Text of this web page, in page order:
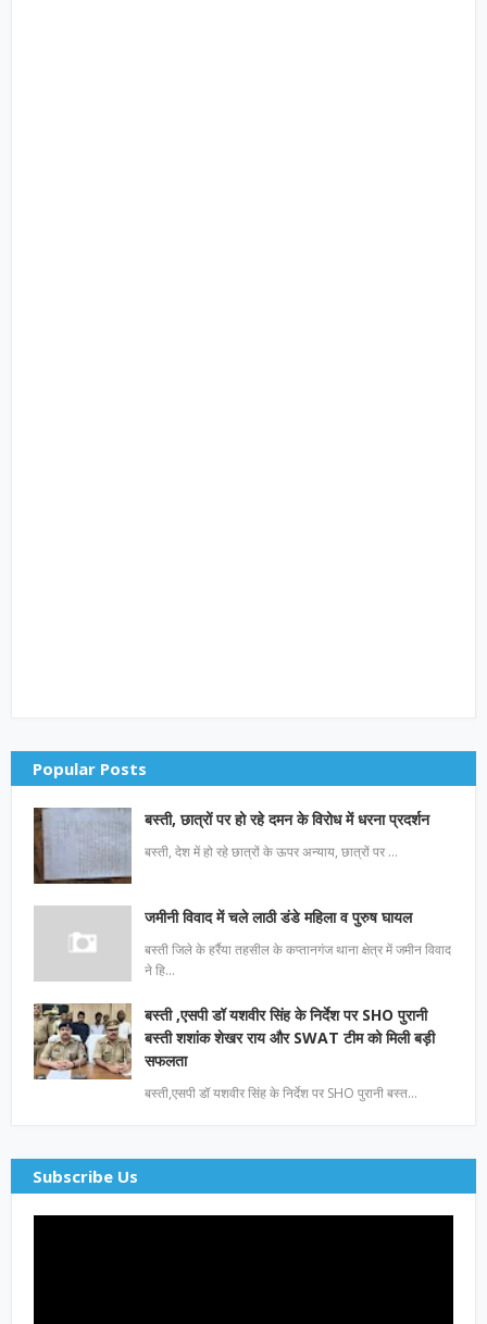
Popular Posts
बस्ती, छात्रों पर हो रहे दमन के विरोध में धरना प्रदर्शन
बस्ती, देश में हो रहे छात्रों के ऊपर अन्याय, छात्रों पर …
जमीनी विवाद में चले लाठी डंडे महिला व पुरुष घायल
बस्ती जिले के हर्रैया तहसील के कप्तानगंज थाना क्षेत्र में जमीन विवाद
ने हि…
बस्ती ,एसपी डॉ यशवीर सिंह के निर्देश पर SHO पुरानी
बस्ती शशांक शेखर राय और SWAT टीम को मिली बड़ी
सफलता
बस्ती,एसपी डॉ यशवीर सिंह के निर्देश पर SHO पुरानी बस्त…
Subscribe Us